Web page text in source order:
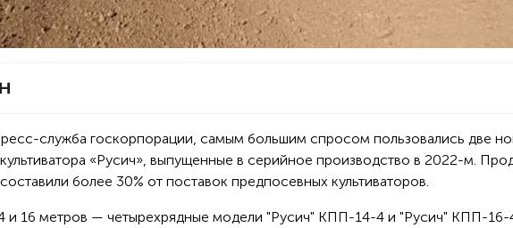
служба госкорпорации, самым большим спросом пользовались две
«Русич», выпущенные в серийное производство в 2022-м.
более 30% от поставок предпосевных культиваторов.
и 16 метров — четырехрядные модели "Русич" КПП-14-4 и "Русич" КПП-16-